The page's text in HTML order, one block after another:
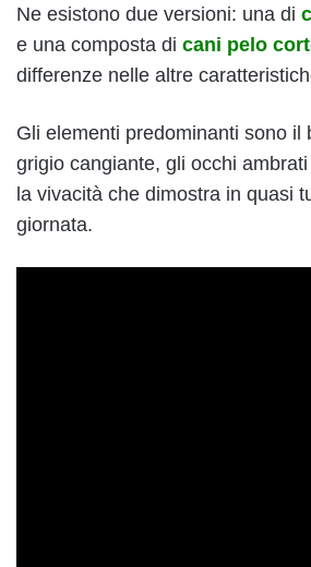
Ne esistono due versioni: una di
e una composta di cani pelo
differenze nelle altre
Gli elementi predominanti sono il
grigio cangiante, gli occhi
la vivacità che dimostra in quasi
giornata.